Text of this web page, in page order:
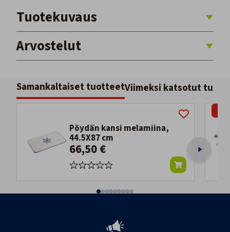
Tuotekuvaus
Arvostelut
Samankaltaiset tuotteetViimeksi katsotut
Pöydän kansi melamiina,
44.5X87 cm
66,50 €